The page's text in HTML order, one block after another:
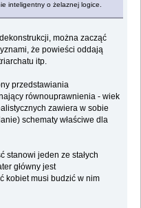
inteligentny o żelaznej logice.
można zacząć
że powieści oddają
itp.
przedstawiania
równouprawnienia - wiek
zawiera w sobie
schematy właściwe dla
stanowi jeden ze stałych
główny jest
kobiet musi budzić w nim